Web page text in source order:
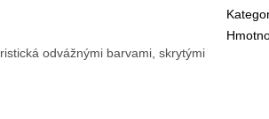
odvážnými barvami, skrytými